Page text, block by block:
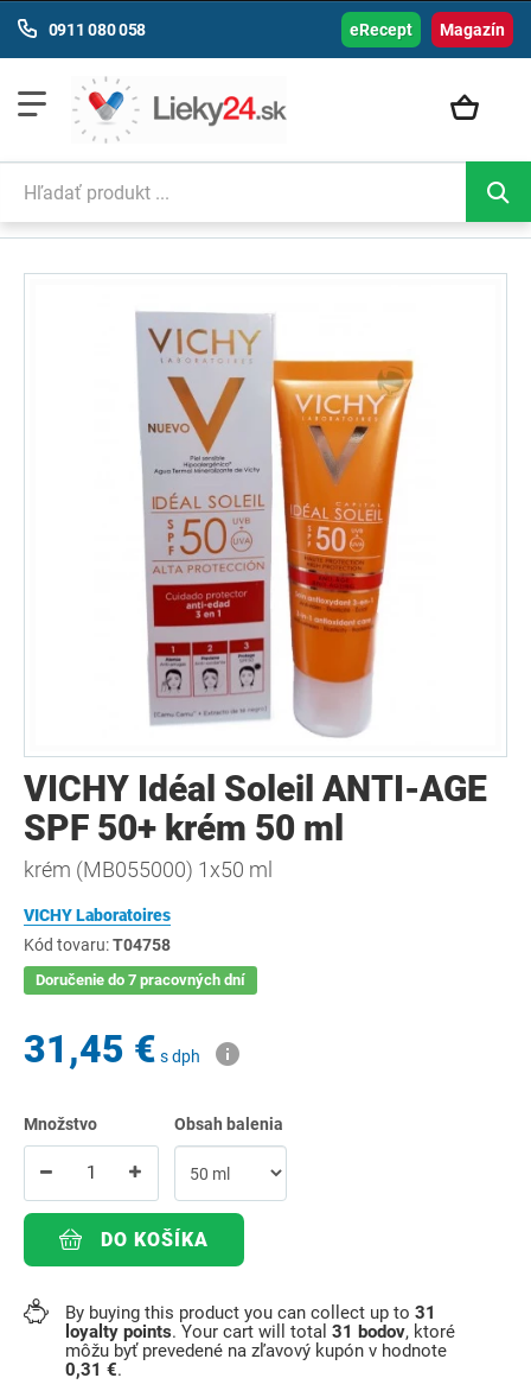
Magazín
0911 080 058 eRecept
VICHY Idéal Soleil ANTI-AGE
SPF 50+ krém 50 ml
krém (MB055000) 1x50 ml
VICHY Laboratoires
Kód tovaru:T04758
Doručenie do 7 pracovných dní
31,45 € s dph
Množstvo Obsah balenia
DO KOŠÍKA
By buying this product you can collect up to 31
loyalty points. Your cart will total 31 bodov, ktoré
môžu byť prevedené na zľavový kupón v hodnote
0,31 €.